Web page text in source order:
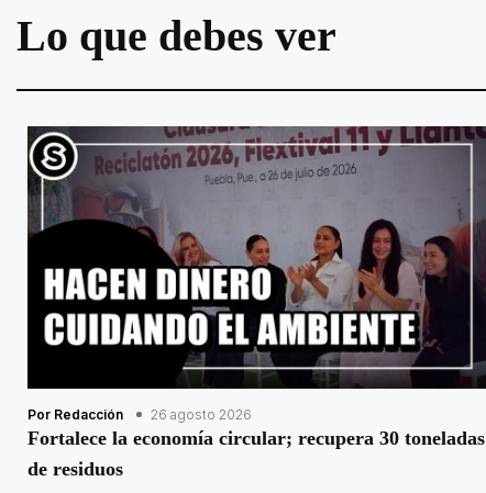
Lo que debes ver
Por Redacción 26 agosto 2026
Fortalece la economía circular; recupera 30 toneladas
de residuos